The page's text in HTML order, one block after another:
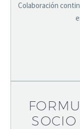
Colaboración